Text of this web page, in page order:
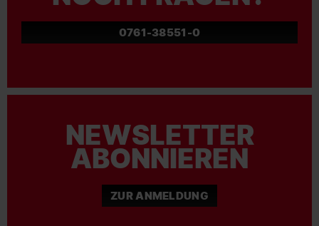
0761-38551-0
NEWSLETTER
ABONNIEREN
ZUR ANMELDUNG